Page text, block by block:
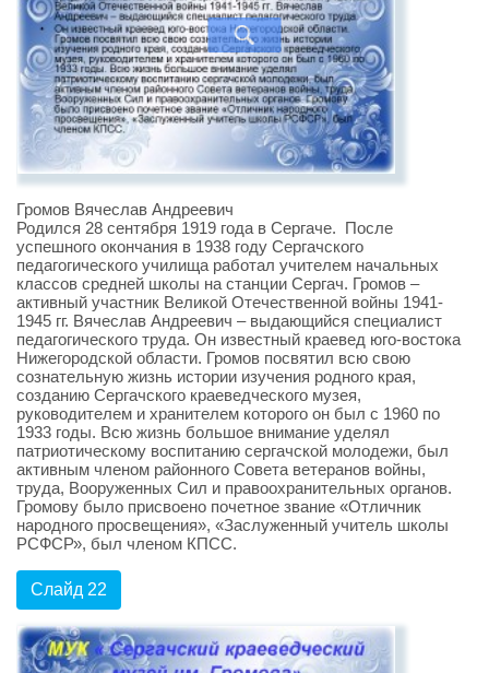
Громов Вячеслав Андреевич
Родился 28 сентября 1919 года в Сергаче. После
успешного окончания в 1938 году Сергачского
педагогического училища работал учителем начальных
классов средней школы на станции Сергач. Громов –
активный участник Великой Отечественной войны 1941-
1945 гг. Вячеслав Андреевич – выдающийся специалист
педагогического труда. Он известный краевед юго-востока
Нижегородской области. Громов посвятил всю свою
сознательную жизнь истории изучения родного края,
созданию Сергачского краеведческого музея,
руководителем и хранителем которого он был с 1960 по
1933 годы. Всю жизнь большое внимание уделял
патриотическому воспитанию сергачской молодежи, был
активным членом районного Совета ветеранов войны,
труда, Вооруженных Сил и правоохранительных органов.
Громову было присвоено почетное звание «Отличник
народного просвещения», «Заслуженный учитель школы
РСФСР», был членом КПСС.
Слайд 22